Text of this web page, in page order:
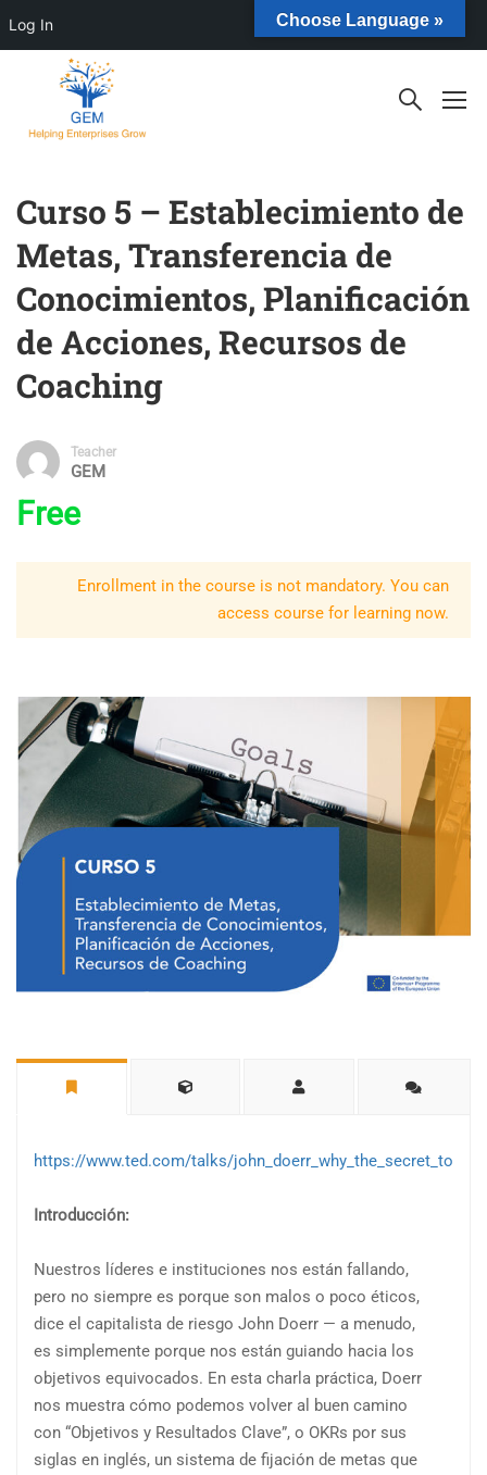
Log In
Curso 5 – Establecimiento de
Metas, Transferencia de
Conocimientos, Planificación
de Acciones, Recursos de
Coaching
Teacher
GEM
Free
Enrollment in the course is not mandatory. You can
access course for learning now.
https://www.ted.com/talks/
Introducción:
Nuestros líderes e instituciones nos están fallando,
pero no siempre es porque son malos o poco éticos,
dice el capitalista de riesgo John Doerr — a menudo,
es simplemente porque nos están guiando hacia los
objetivos equivocados. En esta charla práctica, Doerr
nos muestra cómo podemos volver al buen camino
con “Objetivos y Resultados Clave”, o OKRs por sus
siglas en inglés, un sistema de fijación de metas que
Choose Language »